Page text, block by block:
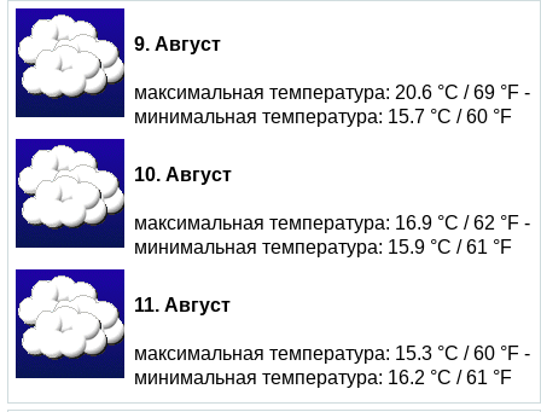
9. Август
максимальная температура: 20.6 °C / 69 °F -
минимальная температура: 15.7 °C / 60 °F
10. Август
максимальная температура: 16.9 °C / 62 °F -
минимальная температура: 15.9 °C / 61 °F
11. Август
максимальная температура: 15.3 °C / 60 °F -
минимальная температура: 16.2 °C / 61 °F